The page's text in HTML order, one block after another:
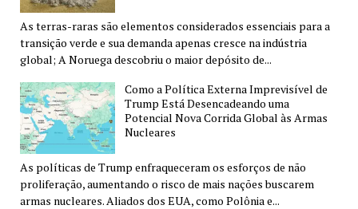
As terras-raras são elementos considerados essenciais para a
transição verde e sua demanda apenas cresce na indústria
global; A Noruega descobriu o maior depósito de...
Como a Política Externa Imprevisível de
Trump Está Desencadeando uma
Potencial Nova Corrida Global às Armas
Nucleares
As políticas de Trump enfraqueceram os esforços de não
proliferação, aumentando o risco de mais nações buscarem
armas nucleares. Aliados dos EUA, como Polônia e...